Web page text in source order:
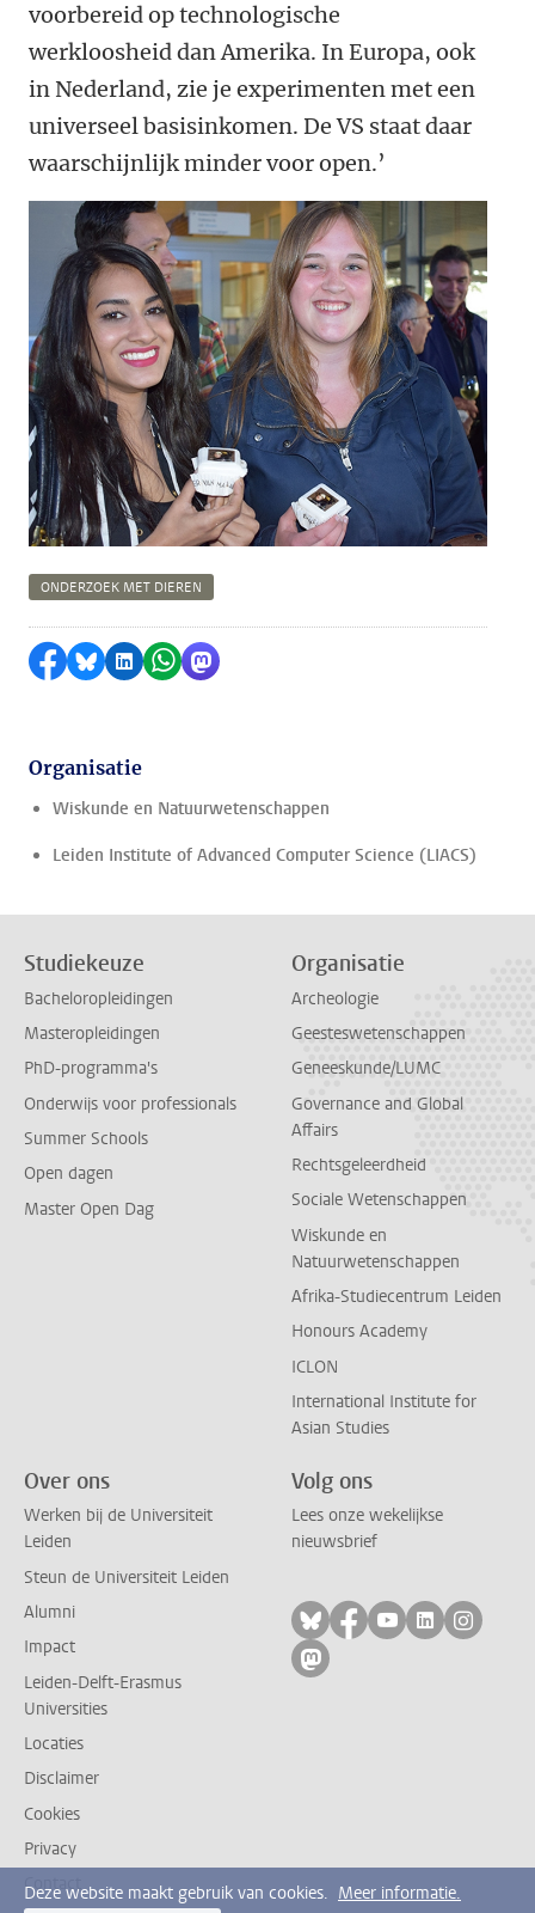
voorbereid op technologische
werkloosheid dan Amerika. In Europa, ook
in Nederland, zie je experimenten met een
universeel basisinkomen. De VS staat daar
waarschijnlijk minder voor open.’
ONDERZOEK MET DIEREN
Delen op Facebook
Delen via Bluesky
Delen op LinkedIn
Delen via WhatsApp
Delen via Mastodon
Organisatie
Wiskunde en Natuurwetenschappen
Leiden Institute of Advanced Computer Science (LIACS)
Studiekeuze
Bacheloropleidingen
Masteropleidingen
PhD-programma's
Onderwijs voor professionals
Summer Schools
Open dagen
Master Open Dag
Organisatie
Archeologie
Geesteswetenschappen
Geneeskunde/LUMC
Governance and Global
Affairs
Rechtsgeleerdheid
Sociale Wetenschappen
Wiskunde en
Natuurwetenschappen
Afrika-Studiecentrum Leiden
Honours Academy
ICLON
International Institute for
Asian Studies
Over ons
Werken bij de Universiteit
Leiden
Steun de Universiteit Leiden
Alumni
Impact
Leiden-Delft-Erasmus
Universities
Locaties
Disclaimer
Cookies
Privacy
Contact
Volg ons
Lees onze wekelijkse
nieuwsbrief
Volg ons op bluesky
Volg ons op
Volg ons op
Volg ons
Volg
Volg ons op mastodon
Deze website maakt gebruik van cookies. Meer informatie.